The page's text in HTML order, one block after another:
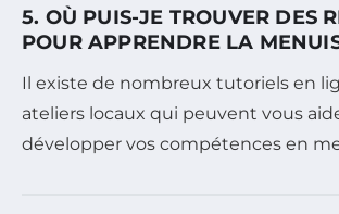
5. OÙ PUIS-JE TROUVER DES
POUR APPRENDRE LA
Il existe de nombreux tutoriels en
ateliers locaux qui peuvent vous
développer vos compétences en